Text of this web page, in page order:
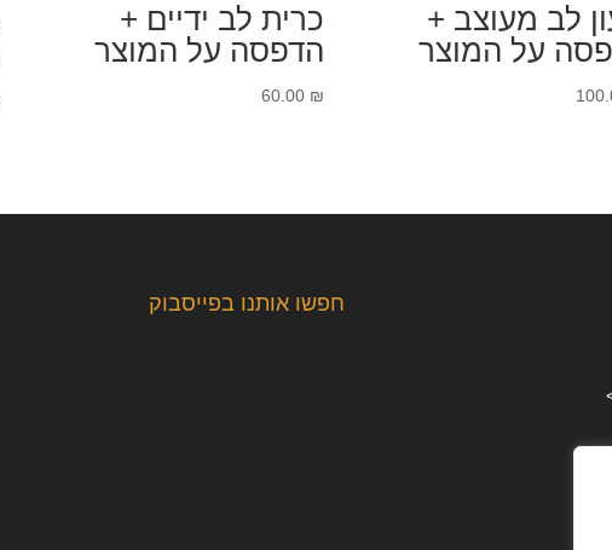
לב מעוצב +
על המוצר
כרית לב ידיים +
הדפסה על המוצר
60.00 ₪
חפשו אותנו בפייסבוק